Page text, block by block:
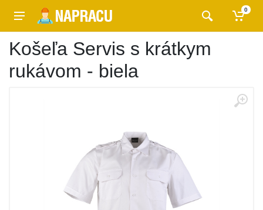
0
Košeľa Servis s krátkym
rukávom - biela